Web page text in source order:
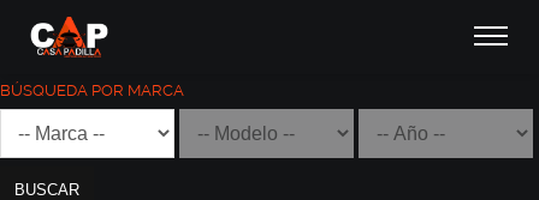
BÚSQUEDA POR MARCA
BUSCAR